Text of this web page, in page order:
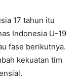
17 tahun itu
Indonesia U-19
fase berikutnya.
kekuatan tim